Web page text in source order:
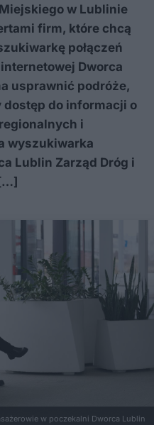
w Lublinie
firm, które chcą
połączeń
Dworca
usprawnić podróże,
dostęp do informacji o
i
wyszukiwarka
Lublin Zarząd Dróg i
w poczekalni Dworca Lublin